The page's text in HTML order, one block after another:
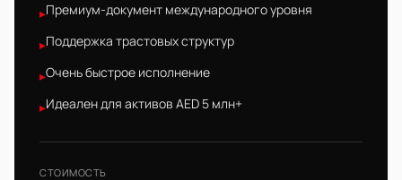
▸Премиум-документ международного уровня
▸Поддержка трастовых структур
▸Очень быстрое исполнение
▸Идеален для активов AED 5 млн+
СТОИМОСТЬ